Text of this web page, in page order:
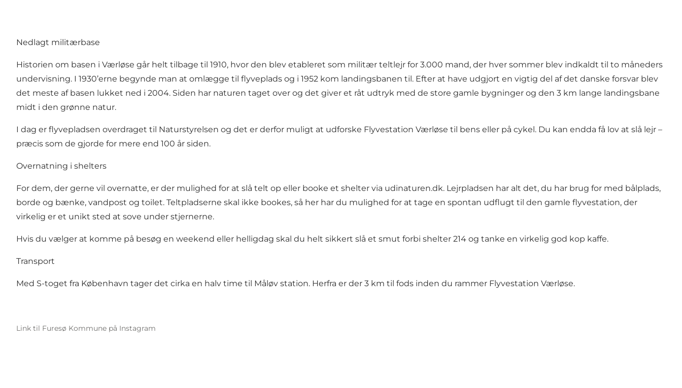
Nedlagt militærbase
Historien om basen i Værløse går helt tilbage til 1910, hvor den blev etableret som militær teltlejr for 3.000 mand, der hver sommer blev indkaldt til to måneders
undervisning. I 1930’erne begynde man at omlægge til flyveplads og i 1952 kom landingsbanen til. Efter at have udgjort en vigtig del af det danske forsvar blev
det meste af basen lukket ned i 2004. Siden har naturen taget over og det giver et råt udtryk med de store gamle bygninger og den 3 km lange landingsbane
midt i den grønne natur.
I dag er flyvepladsen overdraget til Naturstyrelsen og det er derfor muligt at udforske Flyvestation Værløse til bens eller på cykel. Du kan endda få lov at slå lejr –
præcis som de gjorde for mere end 100 år siden.
Overnatning i shelters
For dem, der gerne vil overnatte, er der mulighed for at slå telt op eller booke et shelter via udinaturen.dk. Lejrpladsen har alt det, du har brug for med bålplads,
borde og bænke, vandpost og toilet. Teltpladserne skal ikke bookes, så her har du mulighed for at tage en spontan udflugt til den gamle flyvestation, der
virkelig er et unikt sted at sove under stjernerne.
Hvis du vælger at komme på besøg en weekend eller helligdag skal du helt sikkert slå et smut forbi shelter 214 og tanke en virkelig god kop kaffe.
Transport
Med S-toget fra København tager det cirka en halv time til Måløv station. Herfra er der 3 km til fods inden du rammer Flyvestation Værløse.
Link til Furesø Kommune på Instagram